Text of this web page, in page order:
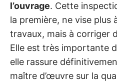
l’ouvrage. Cette
la première, ne vise plus
travaux, mais à corriger
Elle est très importante
elle rassure
maître d’œuvre sur la